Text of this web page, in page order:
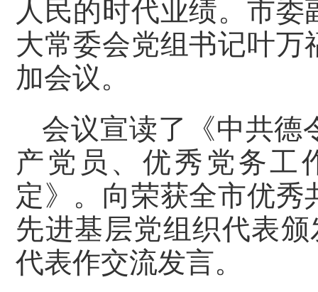
人民的时代业绩。市
大常委会党组书记叶
加会议。
会议宣读了《中共德
产党员、优秀党务工
定》。向荣获全市优
先进基层党组织代表
代表作交流发言。